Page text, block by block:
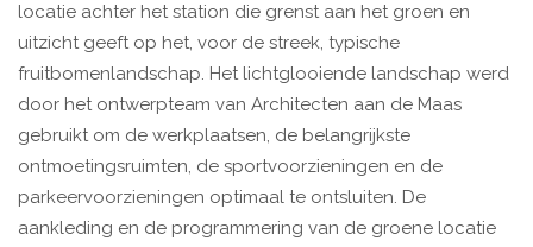
locatie achter het station die grenst aan het groen en
uitzicht geeft op het, voor de streek, typische
fruitbomenlandschap. Het lichtglooiende landschap werd
door het ontwerpteam van Architecten aan de Maas
gebruikt om de werkplaatsen, de belangrijkste
ontmoetingsruimten, de sportvoorzieningen en de
parkeervoorzieningen optimaal te ontsluiten. De
aankleding en de programmering van de groene locatie